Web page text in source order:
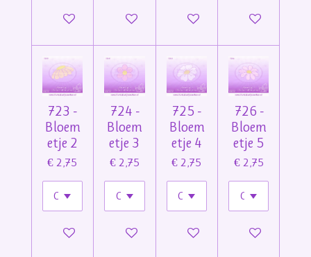
In winkelwagenIn winkelwagenIn winkelwagenIn winkelwagen
723 -
Bloem
etje 2
€ 2,75
In winkelwagen
724 -
Bloem
etje 3
€ 2,75
In winkelwagen
725 -
Bloem
etje 4
€ 2,75
In winkelwagen
726 -
Bloem
etje 5
€ 2,75
In winkelwagen